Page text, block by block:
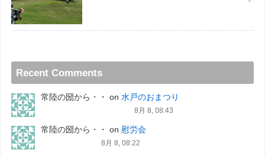
Recent Comments
常陸の圀から・・ on 水戸のおまつり
8月 8, 08:43
常陸の圀から・・ on 慰労会
8月 8, 08:22